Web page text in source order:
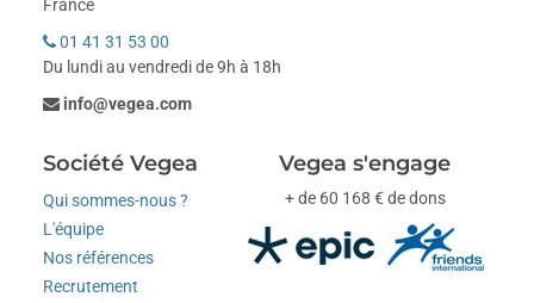
France
01 41 31 53 00
Du lundi au vendredi de 9h à 18h
info@vegea.com
Société Vegea
Qui sommes-nous ?
L'équipe
Nos références
Recrutement
Vegea s'engage
+ de 60 168 € de dons